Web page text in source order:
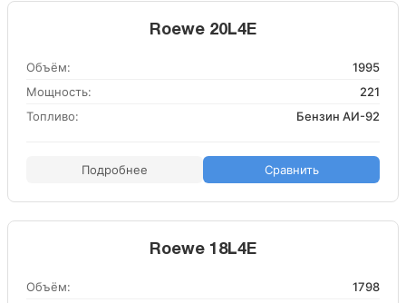
Roewe 20L4E
Объём:
1995
Мощность:
221
Топливо:
Бензин АИ-92
Подробнее Сравнить
Roewe 18L4E
Объём:
1798